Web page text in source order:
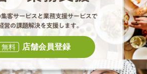
食べログの集
無料 店舗会員登録